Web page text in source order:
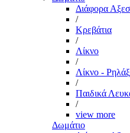
Διάφορα
/
Κρεβάτια
/
Λίκνο
/
Λίκνο - Ρηλάξ
/
Παιδικά
/
view more
Δωμάτιο